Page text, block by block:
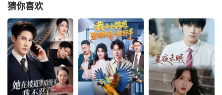
猜你喜欢